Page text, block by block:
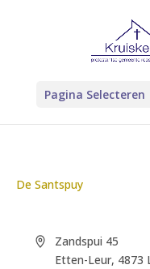
Pagina Selecteren
De Santspuy
AdresZandspui 45
Etten-Leur, 4873